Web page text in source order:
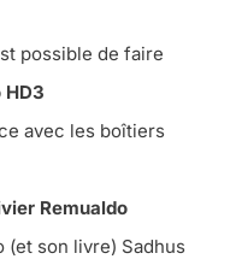
possible de faire
HD3
avec les boîtiers
Remualdo
(et son livre) Sadhus